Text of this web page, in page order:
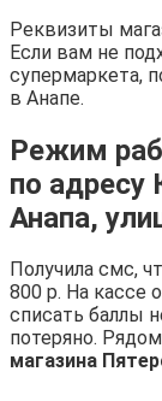
Реквизиты
Если вам не
супермаркета,
в Анапе.
Режим
по адресу
Анапа,
Получила смс,
800 р. На кассе
списать баллы
потеряно.
магазина